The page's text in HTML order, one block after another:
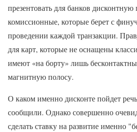
презентовать для банков
комиссионные, которые берет с
проведении каждой транзакции.
для карт, которые не оснащены
имеют «на борту» лишь
магнитную полосу.
О каком именно дисконте пойдет
сообщили. Однако совершенно
сделать ставку на развитие именно